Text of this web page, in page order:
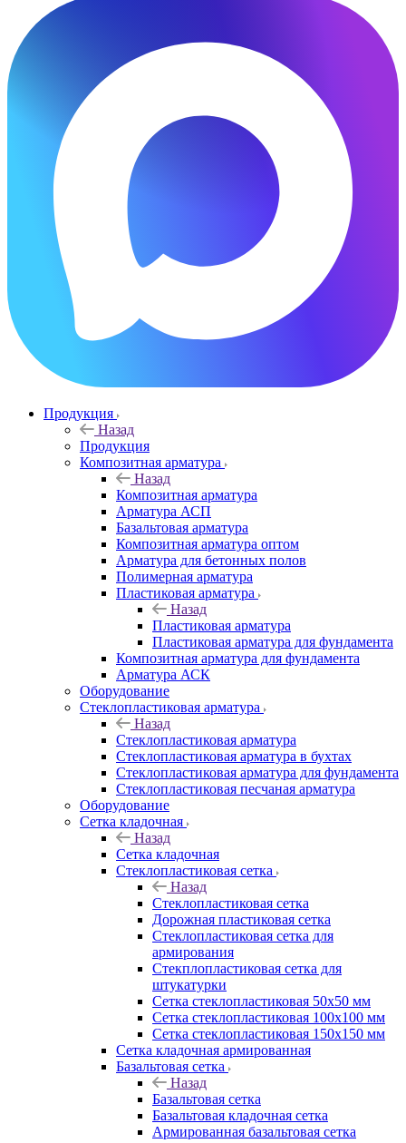
Продукция
Назад
Продукция
Композитная арматура
Назад
Композитная арматура
Арматура АСП
Базальтовая арматура
Композитная арматура оптом
Арматура для бетонных полов
Полимерная арматура
Пластиковая арматура
Назад
Пластиковая арматура
Пластиковая арматура для фундамента
Композитная арматура для фундамента
Арматура АСК
Оборудование
Cтеклопластиковая арматура
Назад
Cтеклопластиковая арматура
Стеклопластиковая арматура в бухтах
Стеклопластиковая арматура для фундамента
Стеклопластиковая песчаная арматура
Оборудование
Сетка кладочная
Назад
Сетка кладочная
Стеклопластиковая сетка
Назад
Стеклопластиковая сетка
Дорожная пластиковая сетка
Стеклопластиковая сетка для
армирования
Стекплопластиковая сетка для
штукатурки
Сетка стеклопластиковая 50x50 мм
Сетка стеклопластиковая 100x100 мм
Сетка стеклопластиковая 150x150 мм
Сетка кладочная армированная
Базальтовая сетка
Назад
Базальтовая сетка
Базальтовая кладочная сетка
Армированная базальтовая сетка